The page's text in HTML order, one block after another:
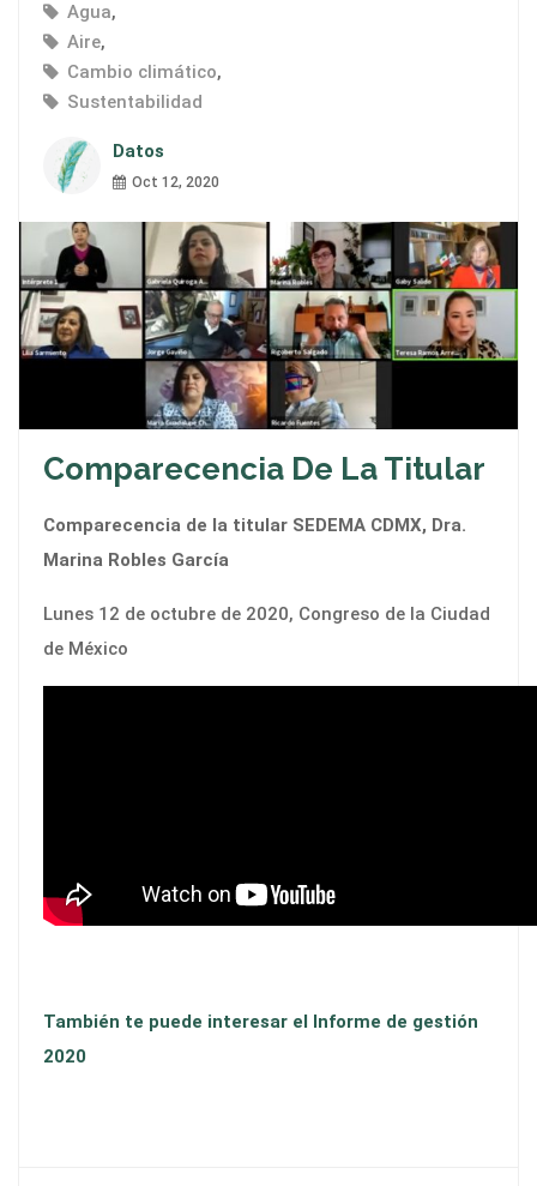
Agua,
Aire,
Cambio climático,
Sustentabilidad
Datos
Oct 12, 2020
Comparecencia De La Titular
Comparecencia de la titular SEDEMA CDMX, Dra.
Marina Robles García
Lunes 12 de octubre de 2020, Congreso de la Ciudad
de México
También te puede interesar el Informe de gestión
2020